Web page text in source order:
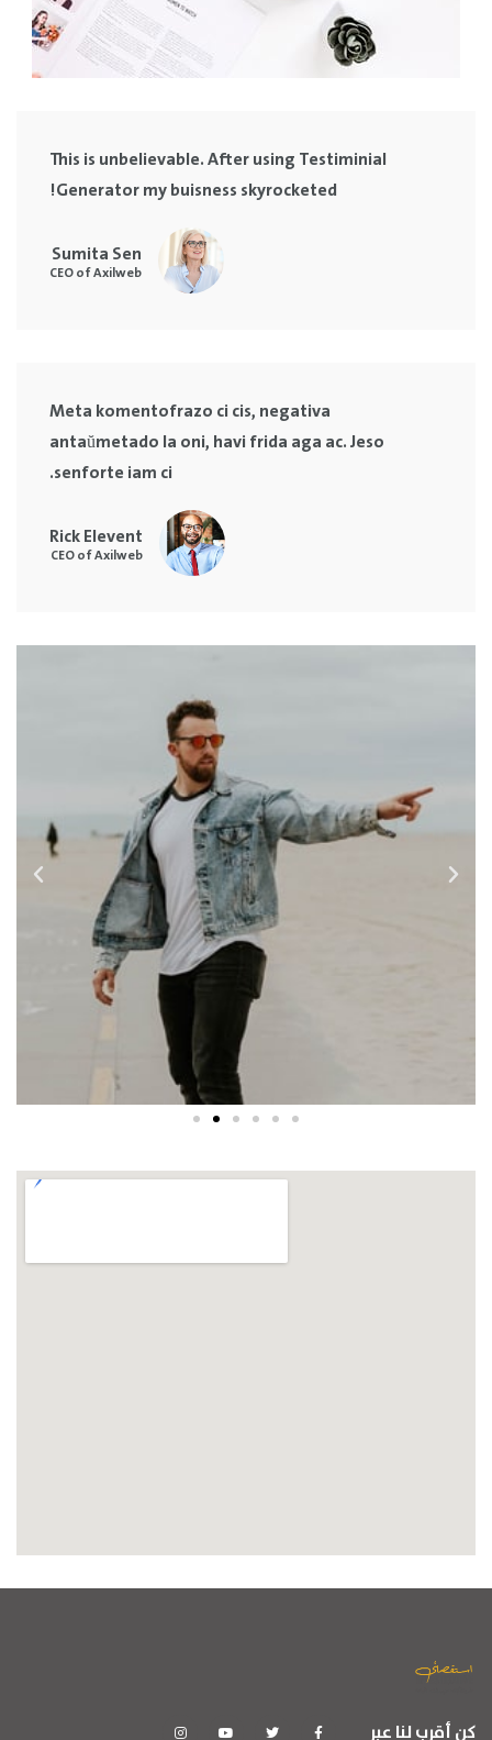
This is unbelievable. After using Testiminial
Generator my buisness skyrocketed!
Sumita Sen
CEO of Axilweb
Meta komentofrazo ci cis, negativa
antaŭmetado la oni, havi frida aga ac. Jeso
senforte iam ci.
Rick Elevent
CEO of Axilweb
كن أقرب لنا عبر